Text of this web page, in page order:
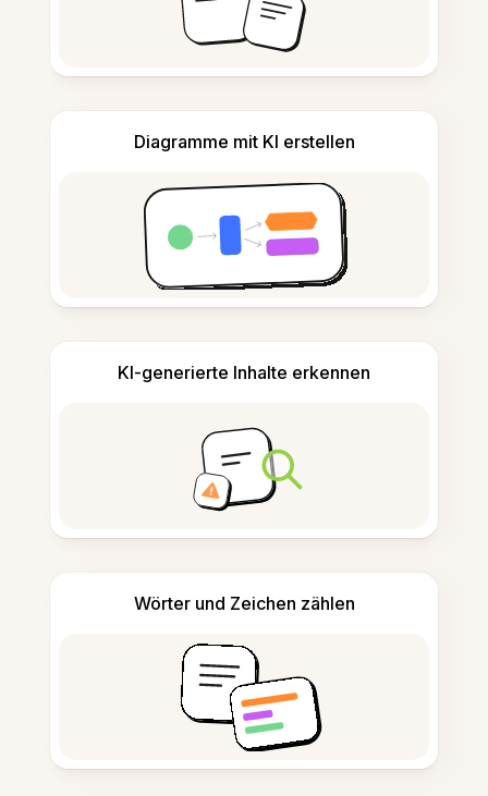
Diagramme mit KI erstellen
KI-generierte Inhalte erkennen
Wörter und Zeichen zählen